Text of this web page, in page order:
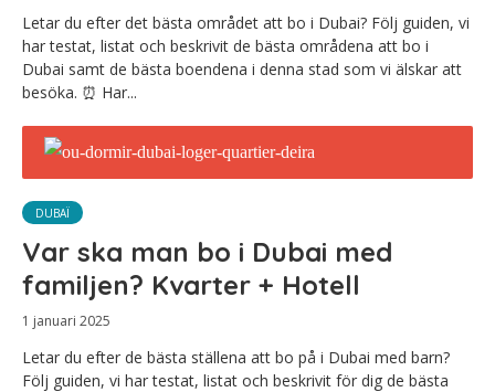
Letar du efter det bästa området att bo i Dubai? Följ guiden, vi
har testat, listat och beskrivit de bästa områdena att bo i
Dubai samt de bästa boendena i denna stad som vi älskar att
besöka. ⏰ Har...
DUBAÏ
Var ska man bo i Dubai med
familjen? Kvarter + Hotell
1 januari 2025
Letar du efter de bästa ställena att bo på i Dubai med barn?
Följ guiden, vi har testat, listat och beskrivit för dig de bästa